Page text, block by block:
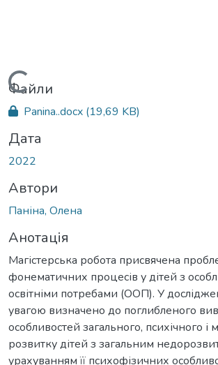
Вантажиться...
Файли
Panina..docx (19,69 KB)
Дата
2022
Автори
Паніна, Олена
Анотація
Магістерська робота присвячена
фонематичних процесів у дітей з
освітніми потребами (ООП). У
увагою визначено до поглибленого
особливостей загального, психічного і
розвитку дітей з загальним
урахуванням її психофізичних